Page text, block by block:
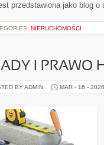
przedstawiona jako blog
NIERUCHOMOŚCI
I PRAWO
BY ADMIN MAR - 16 - 2026